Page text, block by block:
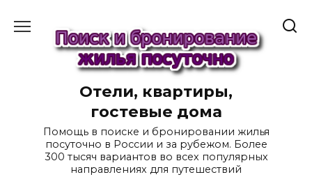
содержанию
Отели, квартиры,
гостевые дома
Помощь в поиске и бронировании жилья
посуточно в России и за рубежом. Более
300 тысяч вариантов во всех популярных
направлениях для путешествий